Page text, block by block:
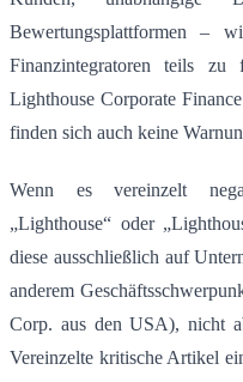
Bewertungsplattformen –
Finanzintegratoren teils
Lighthouse Corporate
finden sich auch keine
Wenn es vereinzelt
„Lighthouse“ oder
diese ausschließlich auf
anderem
Corp. aus den USA), nicht
Vereinzelte kritische Artikel